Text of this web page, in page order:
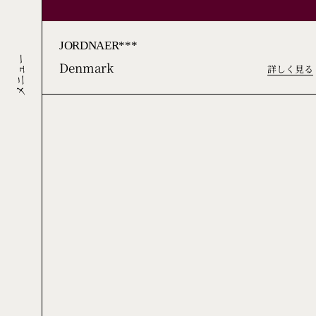
メニュー
JORDNAER***
Denmark 詳しく見る